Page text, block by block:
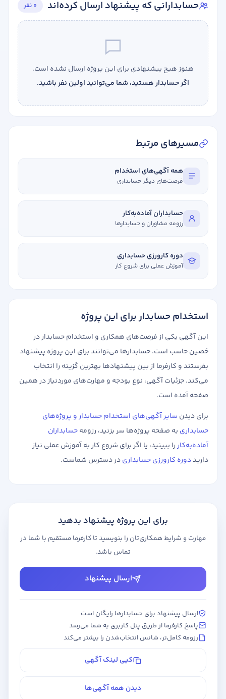
حسابدارانی که پیشنهاد ارسال کرده‌اند 0 نفر
هنوز هیچ پیشنهادی برای این پروژه ارسال نشده است.
اگر حسابدار هستید، شما می‌توانید اولین نفر باشید.
مسیرهای مرتبط
همه آگهی‌های استخدام
فرصت‌های دیگر حسابداری
حسابداران آماده‌به‌کار
رزومه مشاوران و حسابدارها
دوره کارورزی حسابداری
آموزش عملی برای شروع کار
استخدام حسابدار برای این پروژه
این آگهی یکی از فرصت‌های همکاری و استخدام حسابدار در
حَصین حاسب است. حسابدارها می‌توانند برای این پروژه پیشنهاد
بفرستند و کارفرما از بین پیشنهادها بهترین گزینه را انتخاب
می‌کند. جزئیات آگهی، نوع بودجه و مهارت‌های موردنیاز در همین
صفحه آمده است.
برای دیدن سایر آگهی‌های استخدام حسابدار و پروژه‌های
حسابداری به صفحه پروژه‌ها سر بزنید، رزومهحسابداران
آماده‌به‌کاررا ببینید، یا اگر برای شروع کار به آموزش عملی نیاز
داریددوره کارورزی حسابداریدر دسترس شماست.
برای این پروژه پیشنهاد بدهید
مهارت و شرایط همکاری‌تان را بنویسید تا کارفرما مستقیم با شما در
تماس باشد.
ارسال پیشنهاد
ارسال پیشنهاد برای حسابدارها رایگان است
پاسخ کارفرما از طریق پنل کاربری به شما می‌رسد
رزومه کامل‌تر، شانس انتخاب‌شدن را بیشتر می‌کند
کپی لینک آگهی
دیدن همه آگهی‌ها